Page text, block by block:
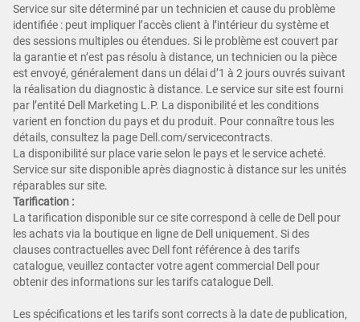
Service sur site déterminé par un technicien et cause du problème
identifiée : peut impliquer l’accès client à l’intérieur du système et
des sessions multiples ou étendues. Si le problème est couvert par
la garantie et n’est pas résolu à distance, un technicien ou la pièce
est envoyé, généralement dans un délai d’1 à 2 jours ouvrés suivant
la réalisation du diagnostic à distance. Le service sur site est fourni
par l’entité Dell Marketing L.P. La disponibilité et les conditions
varient en fonction du pays et du produit. Pour connaître tous les
détails, consultez la page Dell.com/servicecontracts.
La disponibilité sur place varie selon le pays et le service acheté.
Service sur site disponible après diagnostic à distance sur les unités
réparables sur site.
Tarification :
La tarification disponible sur ce site correspond à celle de Dell pour
les achats via la boutique en ligne de Dell uniquement. Si des
clauses contractuelles avec Dell font référence à des tarifs
catalogue, veuillez contacter votre agent commercial Dell pour
obtenir des informations sur les tarifs catalogue Dell.
Les spécifications et les tarifs sont corrects à la date de publication,